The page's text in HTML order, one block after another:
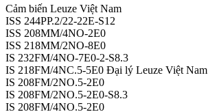
Cảm biến Leuze Việt Nam
ISS 244PP.2/22-22E-S12
ISS 208MM/4NO-2E0
ISS 218MM/2NO-8E0
IS 232FM/4NO-7E0-2-S8.3
IS 218FM/4NC.5-5E0 Đại lý Leuze Việt Nam
IS 208FM/2NO.5-2E0
IS 208FM/2NO.5-2E0-S8.3
IS 208FM/4NO.5-2E0